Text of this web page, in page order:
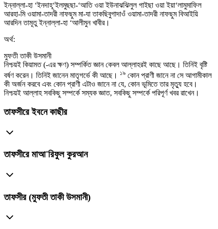
ইন্নাল্লা-হা ‘ইনদাহূ‘ইলমুছছা-‘আতি ওয়া ইউনাঝঝিলুল গাইছা ওয়া ইয়া‘লামুমাফিল
আরহা-মি ওয়ামা-তাদরী নাফছুম মা-যা তাকছিবুগাদাওঁ ওয়ামা-তাদরী নাফছুম বিআইয়ি
আরদিন তামূতু ইন্নাল্লা-হা ‘আলীমুন খাবীর।
অর্থ:
মুফতী তাকী উসমানী
নিশ্চয়ই কিয়ামত (-এর ক্ষণ) সম্পর্কিত জ্ঞান কেবল আল্লাহরই কাছে আছে। তিনিই বৃষ্টি
বর্ষণ করেন। তিনিই জানেন মাতৃগর্ভে কী আছে। ১৯ কোন প্রাণী জানে না সে আগামীকাল
কী অর্জন করবে এবং কোন প্রাণী এটাও জানে না যে, কোন ভূমিতে তার মৃত্যু হবে।
নিশ্চয়ই আল্লাহ সবকিছু সম্পর্কে সম্যক জ্ঞাত, সবকিছু সম্পর্কে পরিপূর্ণ খবর রাখেন।
তাফসীরে ইবনে কাছীর
তাফসীরে মাআ'রিফুল কুরআন
তাফসীর (মুফতী তাকী উসমানী)